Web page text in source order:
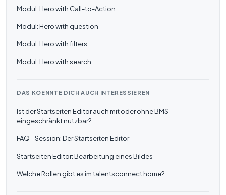
Modul: Hero with Call-to-Action
Modul: Hero with question
Modul: Hero with filters
Modul: Hero with search
DAS KOENNTE DICH AUCH INTERESSIEREN
Ist der Startseiten Editor auch mit oder ohne BMS
eingeschränkt nutzbar?
FAQ - Session: Der Startseiten Editor
Startseiten Editor: Bearbeitung eines Bildes
Welche Rollen gibt es im talentsconnect home?